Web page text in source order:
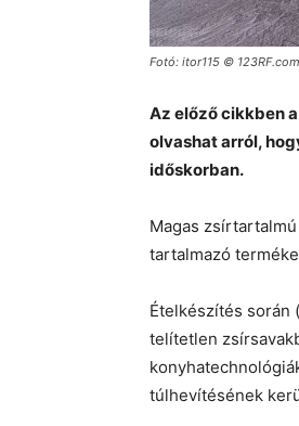
Fotó: itor115 © 123RF.com
Az előző cikkben a
olvashat arról,
időskorban.
Magas
tartalmazó
Ételkészítés során
telítetlen
túlhevítésének